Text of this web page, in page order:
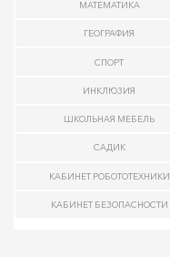
МАТЕМАТИКА
ГЕОГРАФИЯ
СПОРТ
ИНКЛЮЗИЯ
ШКОЛЬНАЯ МЕБЕЛЬ
САДИК
КАБИНЕТ РОБОТОТЕХНИКИ
КАБИНЕТ БЕЗОПАСНОСТИ